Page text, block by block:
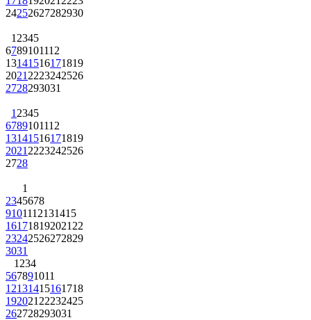
24252627282930
1 2345
6789101112
13141516171819
2021 2223242526
2728293031
1 2345
6789101112
13141516171819
2021 2223242526
2728
1
2345678
9101112131415
161718192021 22
23242526272829
3031
1 234
567891011
12131415161718
192021 22232425
262728293031